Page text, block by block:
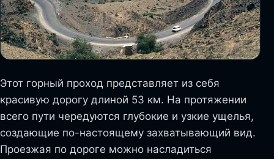
Этот горный проход представляет из себя
красивую дорогу длиной 53 км. На протяжении
всего пути чередуются глубокие и узкие ущелья,
создающие по-настоящему захватывающий вид.
Проезжая по дороге можно насладиться